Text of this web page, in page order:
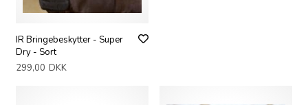
IR Bringebeskytter - Super
Dry - Sort
299,00 DKK